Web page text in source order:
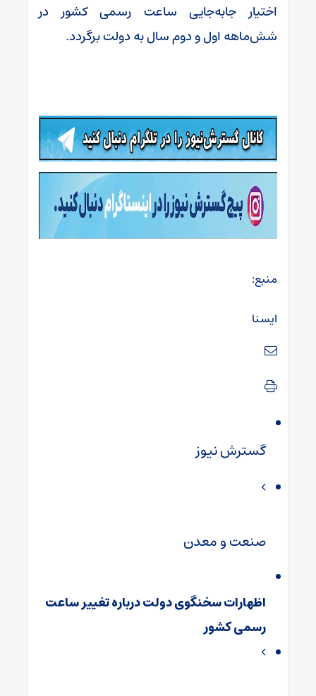
اختیار جابه‌جایی ساعت رسمی کشور در
شش‌ماهه اول و دوم سال به دولت برگردد.
منبع:
ایسنا
گسترش نیوز
صنعت و معدن
اظهارات سخنگوی دولت درباره تغییر ساعت
رسمی کشور